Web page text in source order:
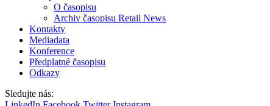
O časopisu
Archiv časopisu Retail News
Kontakty
Mediadata
Konference
Předplatné časopisu
Odkazy
Sledujte nás: